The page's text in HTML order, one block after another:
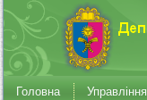
Головна Управління